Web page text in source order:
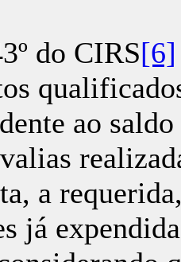
do CIRS[6]
ao
a
já